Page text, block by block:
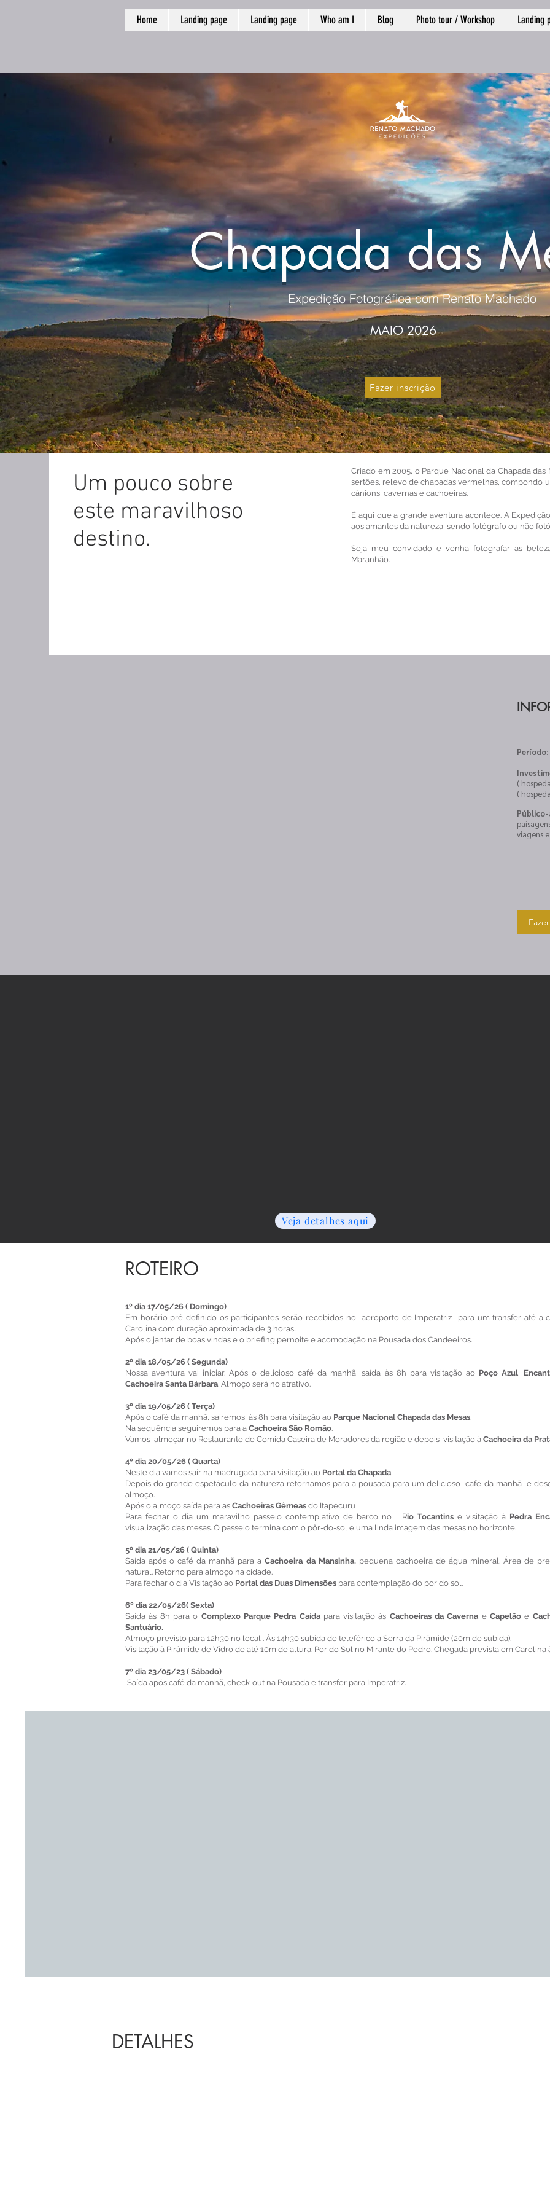
Home Landing page Landing page Who am I Blog Photo tour / Workshop Landing
Chapada das
Expedição Fotográfica com Renato Machado
MAIO 2026
Fazer inscrição
Um pouco sobre
este maravilhoso
destino.
Criado em 2005, o Parque Nacional da Chapada
sertões, relevo de chapadas vermelhas, compondo
cânions, cavernas e cachoeiras.
É aqui que a grande aventura acontece. A
aos amantes da natureza, sendo fotógrafo ou não
Seja meu convidado e venha fotografar as
Maranhão.
Período:
(
(
viagens
Veja detalhes aqui
ROTEIRO
1º dia 17/05/26 ( Domingo)
Em horário pré definido os participantes serão recebidos no aeroporto de Imperatriz para um transfer até a
Carolina com duração aproximada de 3 horas..
Após o jantar de boas vindas e o briefing pernoite e acomodação na Pousada dos Candeeiros.
2º dia 18/05/26 ( Segunda)
Nossa aventura vai iniciar. Após o delicioso café da manhã, saída às 8h para visitação ao Poço Azul,
Cachoeira Santa Bárbara. Almoço será no atrativo.
3º dia 19/05/26 ( Terça)
Após o café da manhã, sairemos às 8h para visitação ao Parque Nacional Chapada das Mesas.
Na sequência seguiremos para a Cachoeira São Romão.
Vamos almoçar no Restaurante de Comida Caseira de Moradores da região e depois visitação à Cachoeira da
4º dia 20/05/26 ( Quarta)
Neste dia vamos sair na madrugada para visitação ao Portal da Chapada
Depois do grande espetáculo da natureza retornamos para a pousada para um delicioso café da manhã e
almoço.
Após o almoço saída para as Cachoeiras Gêmeas do Itapecuru
Para fechar o dia um maravilho passeio contemplativo de barco no Rio Tocantins e visitação à Pedra
visualização das mesas. O passeio termina com o pôr-do-sol e uma linda imagem das mesas no horizonte.
5º dia 21/05/26 ( Quinta)
Saída após o café da manhã para aCachoeira da Mansinha,pequena cachoeira de água mineral. Área de
natural. Retorno para almoço na cidade.
Para fechar o dia Visitação ao Portal das Duas Dimensões para contemplação do por do sol.
6º dia 22/05/26( Sexta)
Saída às 8h para o Complexo Parque Pedra Caídapara visitação às Cachoeiras da Caverna eCapelão e
Santuário.
Almoço previsto para 12h30 no local . Às 14h30 subida de teleférico a Serra da Pirâmide (20m de subida).
Visitação à Pirâmide de Vidro de até 10m de altura. Por do Sol no Mirante do Pedro. Chegada prevista em Carolina
7º dia 23/05/23 ( Sábado)
Saída após café da manhã, check-out na Pousada e transfer para Imperatriz.
DETALHES